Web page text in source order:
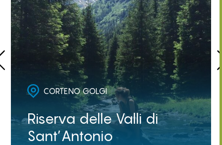
CORTENO GOLGI
Riserva delle Valli di
Sant’Antonio